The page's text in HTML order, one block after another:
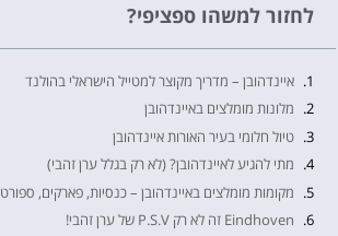
לחזור למשהו ספציפי?
איינדהובן – מדריך מקוצר למטייל הישראלי בהולנד
מלונות מומלצים באיינדהובן
טיול חלומי בעיר האורות איינדהובן
מתי להגיע לאיינדהובן? (לא רק בגלל ערן זהבי)
מקומות מומלצים באיינדהובן – כנסיות, פארקים, ספורט
Eindhoven זה לא רק P.S.V של ערן זהבי!